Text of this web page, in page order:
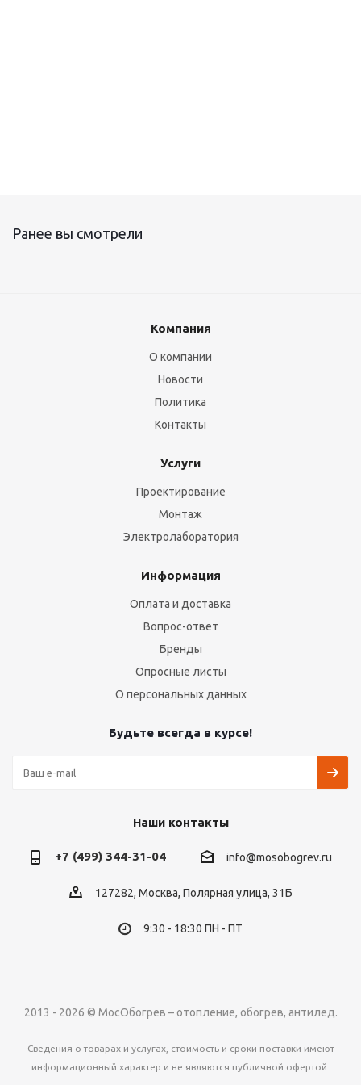
Ранее вы смотрели
Компания
О компании
Новости
Политика
Контакты
Услуги
Проектирование
Монтаж
Электролаборатория
Информация
Оплата и доставка
Вопрос-ответ
Бренды
Опросные листы
О персональных данных
Будьте всегда в курсе!
Наши контакты
+7 (499) 344-31-04 info@mosobogrev.ru
127282, Москва, Полярная улица, 31Б
9:30 - 18:30 ПН - ПТ
2013 - 2026 © МосОбогрев – отопление, обогрев, антилед.
Сведения о товарах и услугах, стоимость и сроки поставки имеют
информационный характер и не являются публичной офертой.